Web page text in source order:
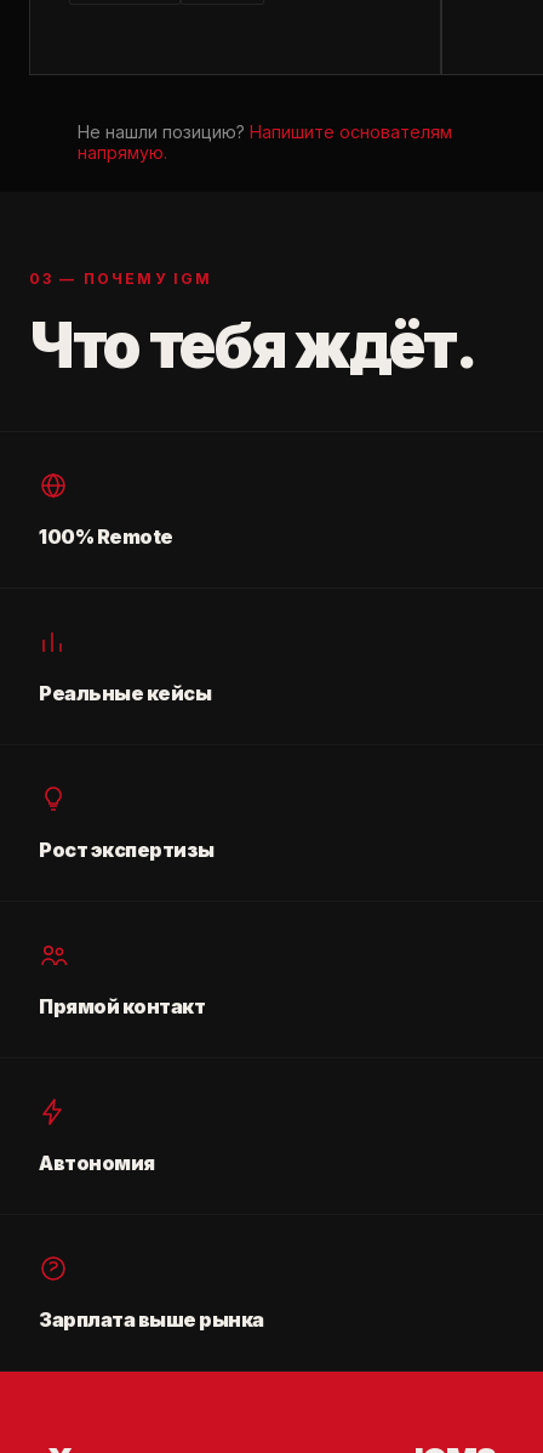
Не нашли позицию? Напишите основателям
напрямую.
03 — ПОЧЕМУ IGM
Что тебя ждёт.
100% Remote
Реальные кейсы
Рост экспертизы
Прямой контакт
Автономия
Зарплата выше рынка